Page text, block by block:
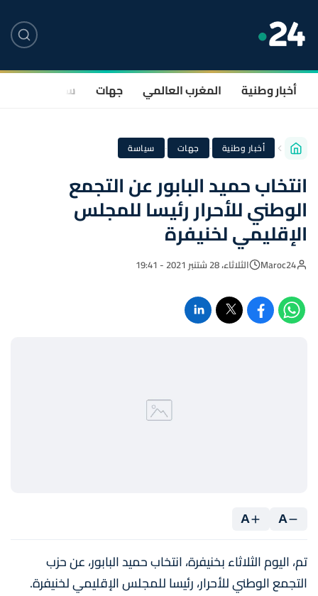
أخبار وطنية المغرب العالمي جهات سياسة
أخبار وطنية · جهات · سياسة
انتخاب حميد البابور عن التجمع
الوطني للأحرار رئيسا للمجلس
الإقليمي لخنيفرة
Maroc24 الثلاثاء، 28 شتنبر 2021 - 19:41
A
A
تم، اليوم الثلاثاء بخنيفرة، انتخاب حميد البابور، عن حزب
التجمع الوطني للأحرار، رئيسا للمجلس الإقليمي لخنيفرة.